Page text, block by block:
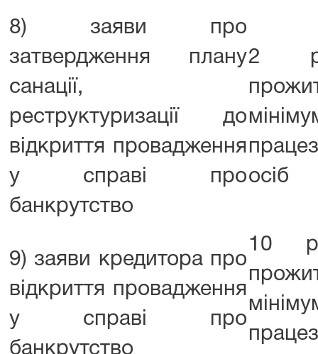
8) заяви про
затвердження плану
санації,
реструктуризації до
відкриття провадження
у справі про
банкрутство
2
осіб
9) заяви кредитора про
відкриття провадження
у справі про
банкрутство
10